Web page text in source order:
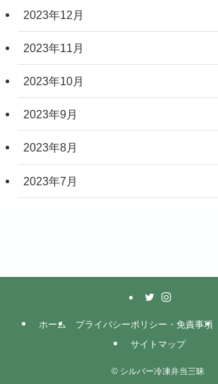
2023年12月
2023年11月
2023年10月
2023年9月
2023年8月
2023年7月
ホーム プライバシーポリシー・免責事項
サイトマップ
© シルバー冷凍弁当三昧